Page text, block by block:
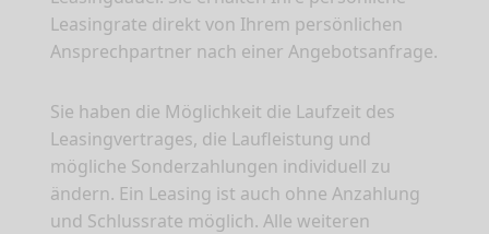
Leasingrate direkt von Ihrem persönlichen
Ansprechpartner nach einer Angebotsanfrage.
Sie haben die Möglichkeit die Laufzeit des
Leasingvertrages, die Laufleistung und
mögliche Sonderzahlungen individuell zu
ändern. Ein Leasing ist auch ohne Anzahlung
und Schlussrate möglich. Alle weiteren